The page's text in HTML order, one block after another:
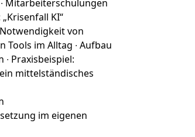
Mitarbeiterschulungen
KI“
von
Tools im Alltag ∙ Aufbau
Praxisbeispiel:
mittelständisches
im eigenen